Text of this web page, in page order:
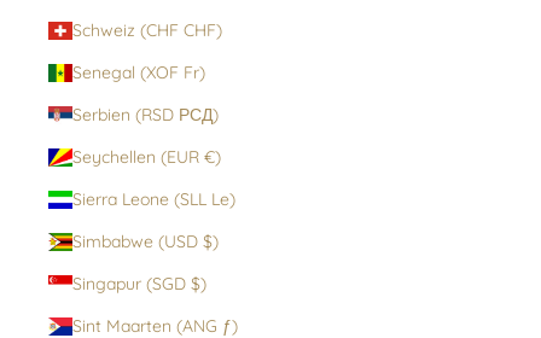
Schweiz (CHF CHF)
Senegal (XOF Fr)
Serbien (RSD РСД)
Seychellen (EUR €)
Sierra Leone (SLL Le)
Simbabwe (USD $)
Singapur (SGD $)
Sint Maarten (ANG ƒ)